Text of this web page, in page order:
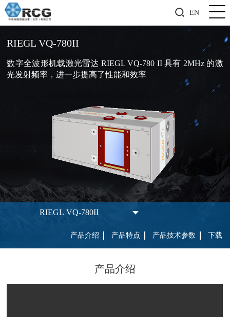
EN
RIEGL VQ-780II
数字全波形机载激光雷达 RIEGL VQ-780 II 具有 2MHz 的激
光发射频率，进一步提高了性能和效率
RIEGL VQ-780II
产品介绍 产品特点 产品技术参数 下载
产品介绍